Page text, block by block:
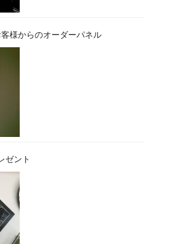
様からのオーダーパネル
ゼント